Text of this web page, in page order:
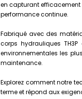
en capturant efficacement
performance continue.
Fabriqué avec des
corps hydrauliques
environnementales les
maintenance.
Explorez comment notre
terme et répond aux